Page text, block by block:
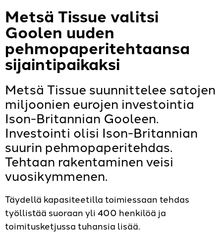
Metsä Tissue valitsi
Goolen uuden
pehmopaperitehtaansa
sijaintipaikaksi
Metsä Tissue suunnittelee satojen
miljoonien eurojen investointia
Ison-Britannian Gooleen.
Investointi olisi Ison-Britannian
suurin pehmopaperitehdas.
Tehtaan rakentaminen veisi
vuosikymmenen.
Täydellä kapasiteetilla toimiessaan tehdas
työllistää suoraan yli 400 henkilöä ja
toimitusketjussa tuhansia lisää.